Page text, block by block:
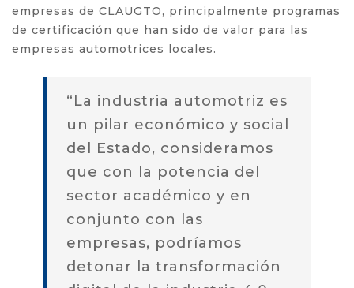
empresas de CLAUGTO, principalmente programas
de certificación que han sido de valor para las
empresas automotrices locales.
“La industria automotriz es
un pilar económico y social
del Estado, consideramos
que con la potencia del
sector académico y en
conjunto con las
empresas, podríamos
detonar la transformación